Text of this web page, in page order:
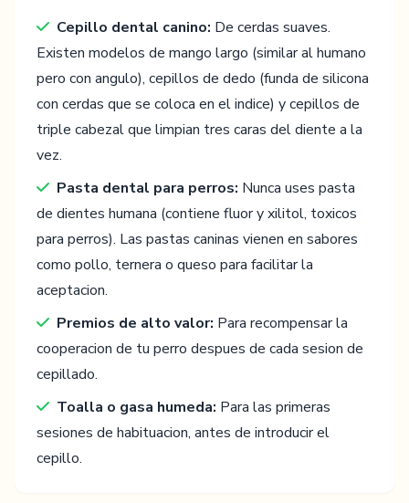
Cepillo dental canino: De cerdas suaves.
Existen modelos de mango largo (similar al humano
pero con angulo), cepillos de dedo (funda de silicona
con cerdas que se coloca en el indice) y cepillos de
triple cabezal que limpian tres caras del diente a la
vez.
Pasta dental para perros: Nunca uses pasta
de dientes humana (contiene fluor y xilitol, toxicos
para perros). Las pastas caninas vienen en sabores
como pollo, ternera o queso para facilitar la
aceptacion.
Premios de alto valor: Para recompensar la
cooperacion de tu perro despues de cada sesion de
cepillado.
Toalla o gasa humeda: Para las primeras
sesiones de habituacion, antes de introducir el
cepillo.